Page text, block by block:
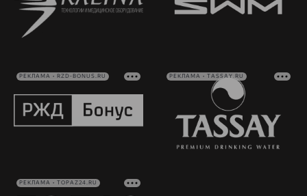
РЕКЛАМА • RZD-BONUS.RU РЕКЛАМА • TASSAY.RU
РЕКЛАМА • TOPAZ24.RU